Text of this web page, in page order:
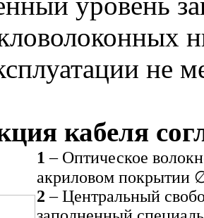
не
кабеля
1 – Оптическое
акриловом покрытии
2 – Центральный